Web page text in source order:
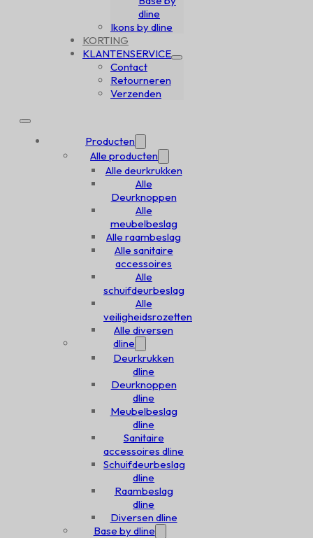
dline
Ikons by dline
KORTING
KLANTENSERVICE
Contact
Retourneren
Verzenden
Producten
Alle producten
Alle deurkrukken
Alle
Deurknoppen
Alle
meubelbeslag
Alle raambeslag
Alle sanitaire
accessoires
Alle
schuifdeurbeslag
Alle
veiligheidsrozetten
Alle diversen
dline
Deurkrukken
dline
Deurknoppen
dline
Meubelbeslag
dline
Sanitaire
accessoires dline
Schuifdeurbeslag
dline
Raambeslag
dline
Diversen dline
Base by dline